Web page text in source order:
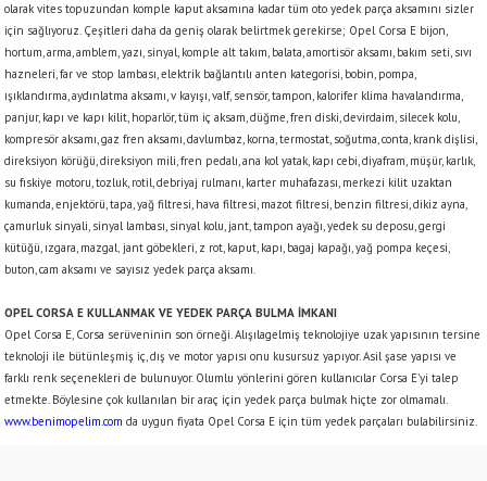
olarak vites topuzundan komple kaput aksamına kadar tüm oto yedek parça aksamını sizler
için sağlıyoruz. Çeşitleri daha da geniş olarak belirtmek gerekirse; Opel Corsa E bijon,
hortum, arma, amblem, yazı, sinyal, komple alt takım, balata, amortisör aksamı, bakım seti, sıvı
hazneleri, far ve stop lambası, elektrik bağlantılı anten kategorisi, bobin, pompa,
ışıklandırma, aydınlatma aksamı, v kayışı, valf, sensör, tampon, kalorifer klima havalandırma,
panjur, kapı ve kapı kilit, hoparlör, tüm iç aksam, düğme, fren diski, devirdaim, silecek kolu,
kompresör aksamı, gaz fren aksamı, davlumbaz, korna, termostat, soğutma, conta, krank dişlisi,
direksiyon körüğü, direksiyon mili, fren pedalı, ana kol yatak, kapı cebi, diyafram, müşür, karlık,
su fıskiye motoru, tozluk, rotil, debriyaj rulmanı, karter muhafazası, merkezi kilit uzaktan
kumanda, enjektörü, tapa, yağ filtresi, hava filtresi, mazot filtresi, benzin filtresi, dikiz ayna,
çamurluk sinyali, sinyal lambası, sinyal kolu, jant, tampon ayağı, yedek su deposu, gergi
kütüğü, ızgara, mazgal, jant göbekleri, z rot, kaput, kapı, bagaj kapağı, yağ pompa keçesi,
buton, cam aksamı ve sayısız yedek parça aksamı.
OPEL CORSA E KULLANMAK VE YEDEK PARÇA BULMA İMKANI
Opel Corsa E, Corsa serüveninin son örneği. Alışılagelmiş teknolojiye uzak yapısının tersine
teknoloji ile bütünleşmiş iç, dış ve motor yapısı onu kusursuz yapıyor. Asil şase yapısı ve
farklı renk seçenekleri de bulunuyor. Olumlu yönlerini gören kullanıcılar Corsa E’yi talep
etmekte. Böylesine çok kullanılan bir araç için yedek parça bulmak hiçte zor olmamalı.
www.benimopelim.com da uygun fiyata Opel Corsa E için tüm yedek parçaları bulabilirsiniz.